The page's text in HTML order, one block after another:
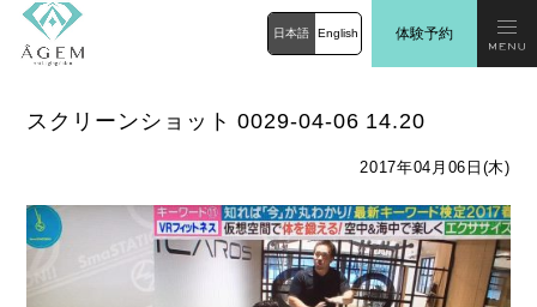
日本語 English 体験予約
スクリーンショット 0029-04-06 14.20
2017年04月06日(木)